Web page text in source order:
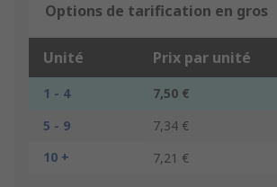
Options de tarification en gros
Unité Prix par unité
1 - 4
7,50 €
5 - 9
7,34 €
10 +
7,21 €